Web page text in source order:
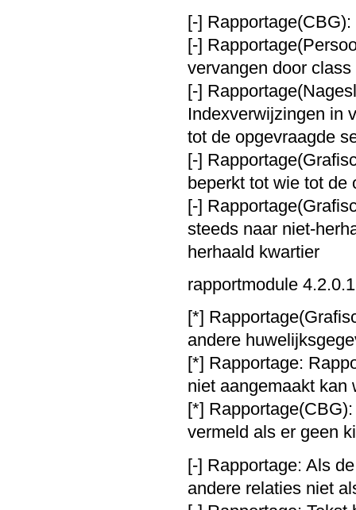
[-]
[-]
vervangen door
[-]
Indexverwijzingen in
tot de opgevraagde
[-]
beperkt tot wie tot de
[-]
steeds naar niet-
herhaald kwartier
rapportmodule
[*]
andere
[*] Rapportage:
niet aangemaakt kan
[*]
vermeld als er geen
[-] Rapportage: Als
andere relaties niet